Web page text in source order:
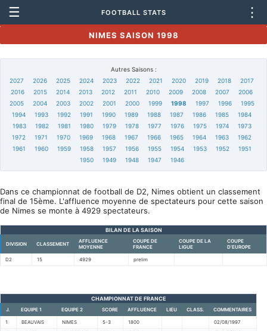
☰ FOOTBALL STATS ⋮
NIMES SAISON 1998
Autres Saisons :
2027
2026 2025 2024 2023 2022 2021 2020 2019 2018
2017
2016
2015 2014 2013 2012 2011 2010 2009 2008 2007
2006
2005
2004 2003 2002 2001 2000 1999 1998 1997 1996
1995
1994
1993 1992 1991 1990 1989 1988 1987 1986 1985
1984
1983
1982 1981 1980 1979 1978 1977 1976 1975 1974
1973
1972
1971 1970 1969 1968 1967 1966 1965 1964 1963
1962
1961
1960 1959 1958 1957 1956 1955 1954 1953 1952
1951
1950
1949 1948 1947 1946
Dans ce championnat de football de D2, Nimes obtient un classement
final de 15ème. L'affluence moyenne de spectateurs pour cette saison
de Nimes se monte à 4929 spectateurs.
BILAN DE LA SAISON
DIVISION CLASSEMENT
AFFLUENCE
MOYENNE
COUPE DE
FRANCE
COUPE DE LA
LIGUE
COUPE
D'EUROPE
D2 15 4929 prelim
CHAMPIONNAT DE FRANCE
J. EQUIPE 1 EQUIPE 2 SCORE AFFLUENCE LIEU CLASS. COMMENTAIRES
1 BEAUVAIS NIMES 5-3 1800 02/08/1997